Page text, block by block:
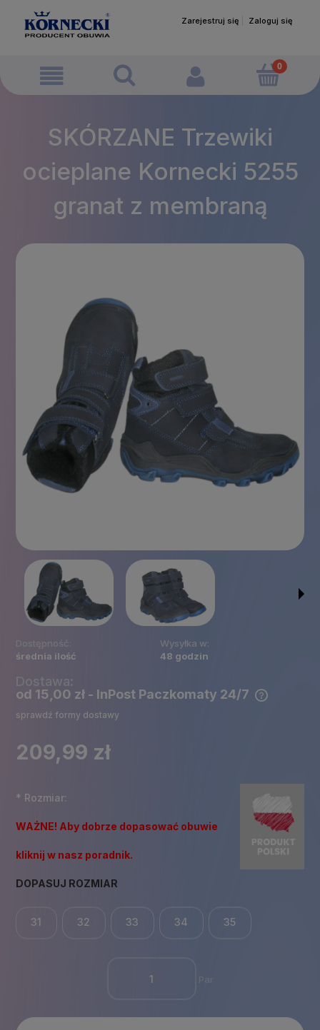
Zarejestruj się Zaloguj się
SKÓRZANE Trzewiki
ocieplane Kornecki 5255
granat z membraną
Dostępność:
średnia ilość
Wysyłka w:
48 godzin
Dostawa:
od 15,00 zł - InPost Paczkomaty 24/7
sprawdź formy dostawy
209,99 zł
* Rozmiar:
WAŻNE! Aby dobrze dopasować obuwie
kliknij w nasz poradnik.
DOPASUJ ROZMIAR
31 32 33 34 35